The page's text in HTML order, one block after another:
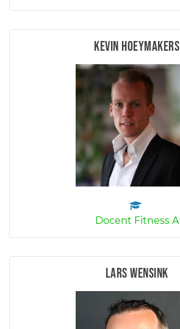
Kevin Hoeymakers
Docent Fitness A
Lars Wensink